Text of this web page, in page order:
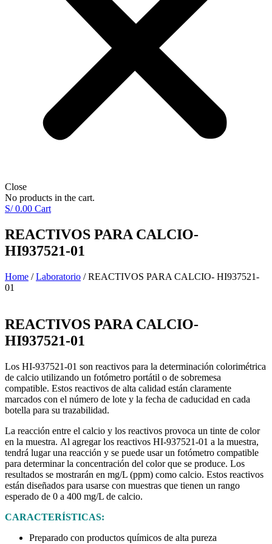
Close
No products in the cart.
S/0.00 Cart
REACTIVOS PARA CALCIO-
HI937521-01
Home /Laboratorio / REACTIVOS PARA CALCIO- HI937521-
01
REACTIVOS PARA CALCIO-
HI937521-01
Los HI-937521-01 son reactivos para la determinación colorimétrica
de calcio utilizando un fotómetro portátil o de sobremesa
compatible. Estos reactivos de alta calidad están claramente
marcados con el número de lote y la fecha de caducidad en cada
botella para su trazabilidad.
La reacción entre el calcio y los reactivos provoca un tinte de color
en la muestra. Al agregar los reactivos HI-937521-01 a la muestra,
tendrá lugar una reacción y se puede usar un fotómetro compatible
para determinar la concentración del color que se produce. Los
resultados se mostrarán en mg/L (ppm) como calcio. Estos reactivos
están diseñados para usarse con muestras que tienen un rango
esperado de 0 a 400 mg/L de calcio.
CARACTERÍSTICAS:
Preparado con productos químicos de alta pureza